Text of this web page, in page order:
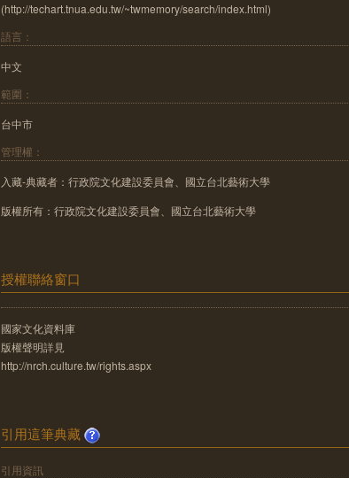
(http://techart.tnua.edu.tw/~twmemory/search/index.html)
語言：
中文
範圍：
台中市
管理權：
入藏-典藏者：行政院文化建設委員會、國立台北藝術大學
版權所有：行政院文化建設委員會、國立台北藝術大學
授權聯絡窗口
國家文化資料庫
版權聲明詳見
http://nrch.culture.tw/rights.aspx
引用這筆典藏
引用資訊